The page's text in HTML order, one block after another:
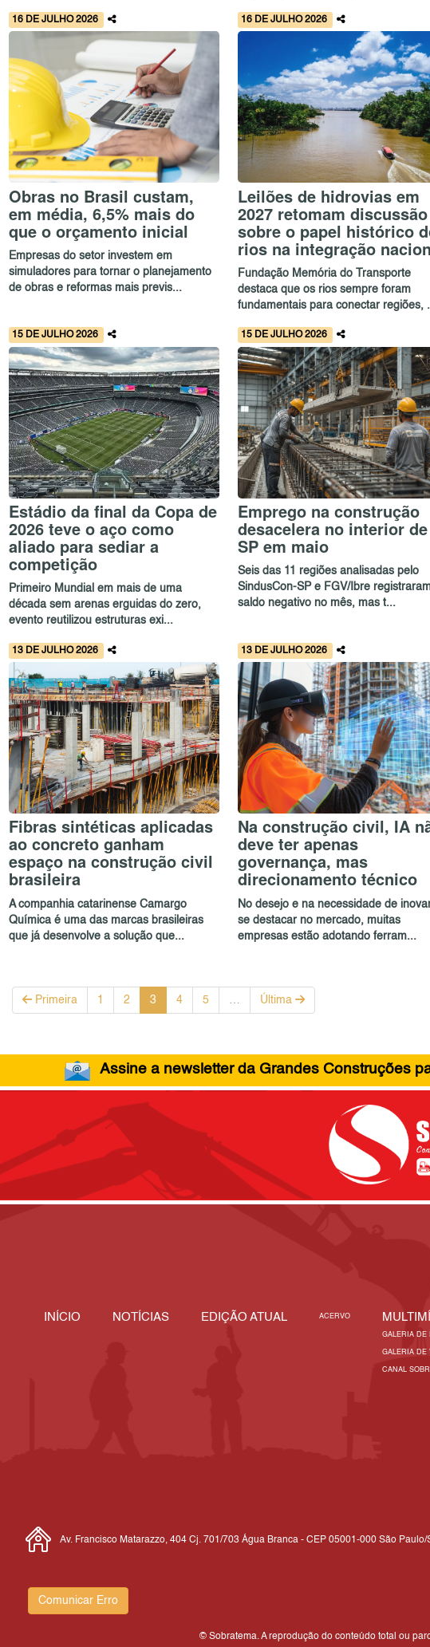
16 DE JULHO 2026
Obras no Brasil custam,
em média, 6,5% mais do
que o orçamento inicial
Empresas do setor investem em
simuladores para tornar o planejamento
de obras e reformas mais previs...
16 DE JULHO 2026
Leilões de hidrovias em
2027 retomam discussão
sobre o papel histórico
rios na integração
Fundação Memória do Transporte
destaca que os rios sempre foram
fundamentais para conectar regiões,
15 DE JULHO 2026
Estádio da final da Copa de
2026 teve o aço como
aliado para sediar a
competição
Primeiro Mundial em mais de uma
década sem arenas erguidas do zero,
evento reutilizou estruturas exi...
15 DE JULHO 2026
Emprego na construção
desacelera no interior de
SP em maio
Seis das 11 regiões analisadas pelo
SindusCon-SP e FGV/Ibre
saldo negativo no mês, mas t...
13 DE JULHO 2026
Fibras sintéticas aplicadas
ao concreto ganham
espaço na construção civil
brasileira
A companhia catarinense Camargo
Química é uma das marcas brasileiras
que já desenvolve a solução que...
13 DE JULHO 2026
Na construção civil, IA
deve ter apenas
governança, mas
direcionamento técnico
No desejo e na necessidade de
se destacar no mercado, muitas
empresas estão adotando ferram...
Primeira 1 2 3 4 5 Última
Assine a newsletter da Grandes Construções
INÍCIO NOTÍCIAS EDIÇÃO ATUAL ACERVO
GALERIA DE
GALERIA DE
CANAL
Av. Francisco Matarazzo, 404 Cj. 701/703 Água Branca - CEP 05001-000 São Paulo/
Comunicar Erro
© Sobratema. A reprodução do conteúdo total ou